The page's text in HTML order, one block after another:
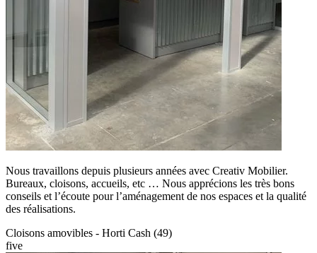
Nous travaillons depuis plusieurs années avec Creativ Mobilier.
Bureaux, cloisons, accueils, etc … Nous apprécions les très bons
conseils et l’écoute pour l’aménagement de nos espaces et la qualité
des réalisations.
Cloisons amovibles - Horti Cash (49)
five